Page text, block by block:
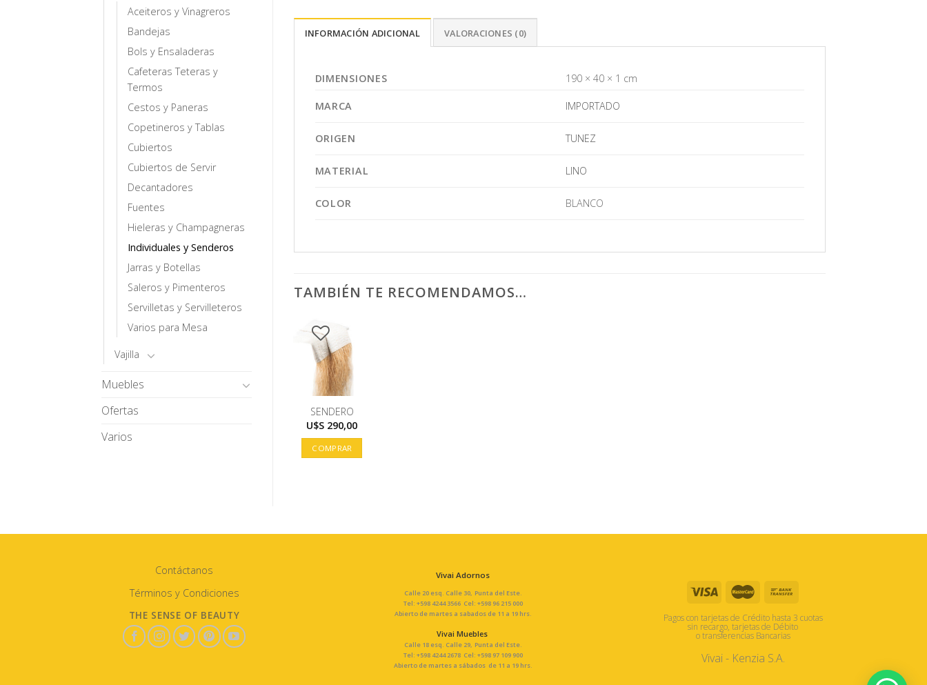
Aceiteros y Vinagreros
Bandejas
Bols y Ensaladeras
Cafeteras Teteras y
Termos
Cestos y Paneras
Copetineros y Tablas
Cubiertos
Cubiertos de Servir
Decantadores
Fuentes
Hieleras y Champagneras
Individuales y Senderos
Jarras y Botellas
Saleros y Pimenteros
Servilletas y Servilleteros
Varios para Mesa
Vajilla
Muebles
Ofertas
Varios
INFORMACIÓN ADICIONAL VALORACIONES (0)
DIMENSIONES 190 × 40 × 1 cm
MARCA IMPORTADO
ORIGEN TUNEZ
MATERIAL LINO
COLOR BLANCO
TAMBIÉN TE RECOMENDAMOS…
SENDERO
U$S 290,00
COMPRAR
Contáctanos
Términos y Condiciones
THE SENSE OF BEAUTY
Vivai Adornos
Calle 20 esq. Calle 30, Punta del Este.
Tel: +598 4244 3566 Cel: +598 96 215 000
Abierto de martes a sabados de 11 a 19 hrs.
Vivai Muebles
Calle 18 esq. Calle 29, Punta del Este.
Tel: +598 4244 2678 Cel: +598 97 109 900
Abierto de martes a sábados de 11 a 19 hrs.
Pagos con tarjetas de Crédito hasta 3 cuotas
sin recargo, tarjetas de Débito
o transferencias Bancarias
Vivai - Kenzia S.A.